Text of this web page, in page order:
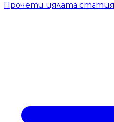
Прочети цялата статия